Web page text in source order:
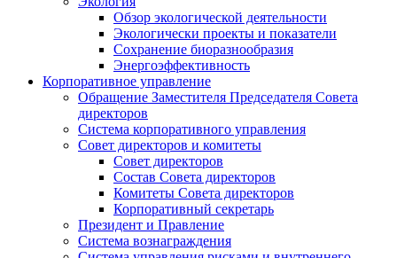
Обзор экологической деятельности
Экологически проекты и показатели
Сохранение биоразнообразия
Энергоэффективность
Корпоративное управление
Обращение Заместителя Председателя Совета
директоров
Система корпоративного управления
Совет директоров и комитеты
Совет директоров
Состав Совета директоров
Комитеты Совета директоров
Корпоративный секретарь
Президент и Правление
Система вознаграждения